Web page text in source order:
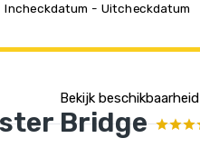
Incheckdatum - Uitcheckdatum
Bekijk beschikbaarheid
Bridge